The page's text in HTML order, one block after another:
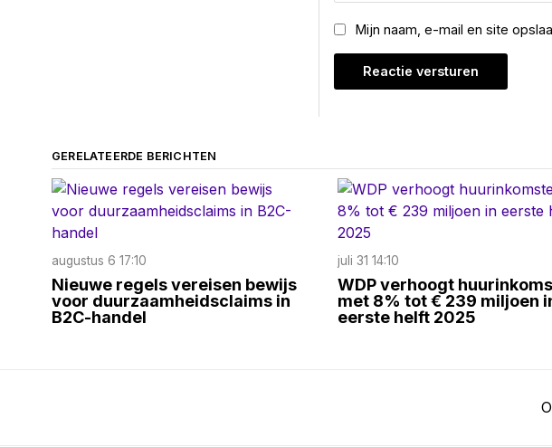
Mijn naam, e-mail en site
GERELATEERDE BERICHTEN
augustus 6 17:10
Nieuwe regels vereisen bewijs
voor duurzaamheidsclaims in
B2C-handel
juli 31 14:10
WDP verhoogt
met 8% tot € 239 miljoen
eerste helft 2025